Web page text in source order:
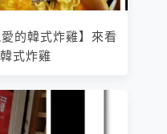
的韓式炸雞】來看
式炸雞